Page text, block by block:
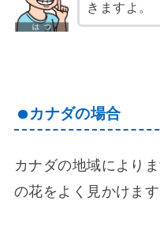
きますよ。
カナダの場合
カナダの地域により
の花をよく見かけます